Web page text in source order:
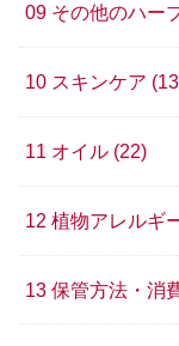
09 その他のハー
10 スキンケア
11 オイル (22)
12 植物アレルギ
13 保管方法・消